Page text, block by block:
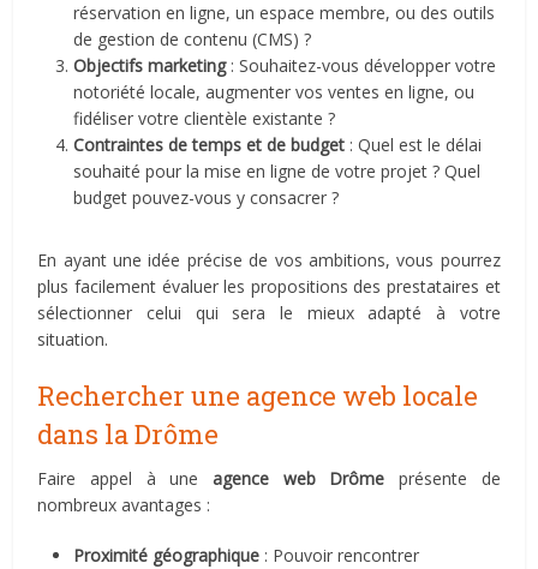
réservation en ligne, un espace membre, ou des outils
de gestion de contenu (CMS) ?
Objectifs marketing: Souhaitez-vous développer votre
notoriété locale, augmenter vos ventes en ligne, ou
fidéliser votre clientèle existante ?
Contraintes de temps et de budget : Quel est le délai
souhaité pour la mise en ligne de votre projet ? Quel
budget pouvez-vous y consacrer ?
En ayant une idée précise de vos ambitions, vous pourrez
plus facilement évaluer les propositions des prestataires et
sélectionner celui qui sera le mieux adapté à votre
situation.
Rechercher une agence web locale
dans la Drôme
Faire appel à une agence web Drôme présente de
nombreux avantages :
Proximité géographique : Pouvoir rencontrer